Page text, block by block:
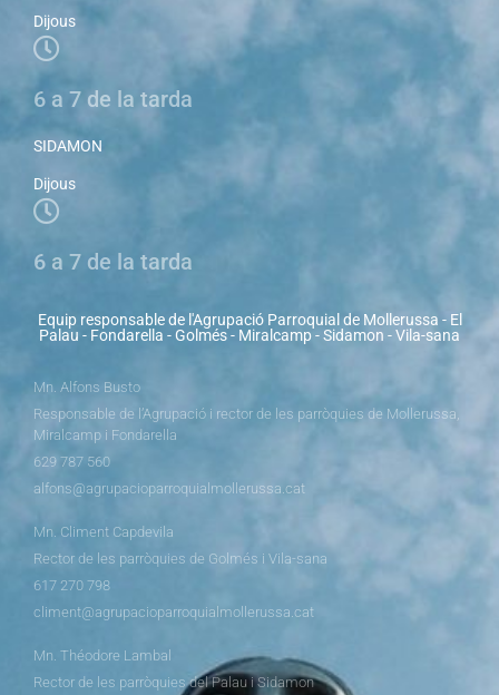
Dijous
6 a 7 de la tarda
SIDAMON
Dijous
6 a 7 de la tarda
Equip responsable de l'Agrupació Parroquial de Mollerussa - El
Palau - Fondarella - Golmés - Miralcamp - Sidamon - Vila-sana
Mn. Alfons Busto
Responsable de l’Agrupació i rector de les parròquies de Mollerussa,
Miralcamp i Fondarella
629 787 560
alfons@agrupacioparroquialmollerussa.cat
Mn. Climent Capdevila
Rector de les parròquies de Golmés i Vila-sana
617 270 798
climent@agrupacioparroquialmollerussa.cat
Mn. Théodore Lambal
Rector de les parròquies del Palau i Sidamon